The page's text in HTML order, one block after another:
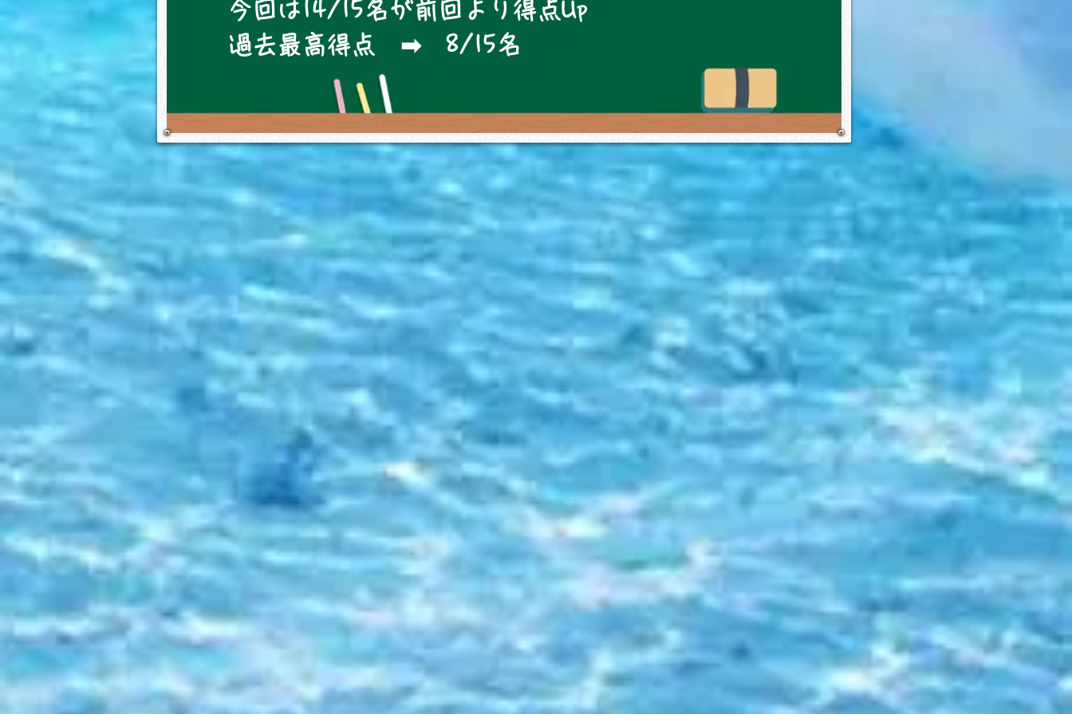
今回は14/15名が前回より得点Up
過去最高得点 ➡ 8/15名